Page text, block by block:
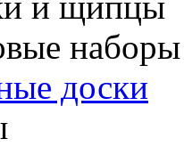
наборы
доски